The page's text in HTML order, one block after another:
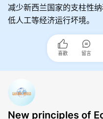
减少新西兰国家的支柱性
低人工等经济运行坏境。
喜歡 留言
New principles of